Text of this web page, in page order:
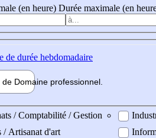
(en heure) Durée maximale (en
de durée hebdomadaire
de Domaine professionnel
/ Comptabilité / Gestion
/ Artisanat d'art